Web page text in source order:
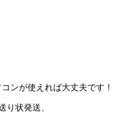
ンが使えれば大丈夫です！
状発送、